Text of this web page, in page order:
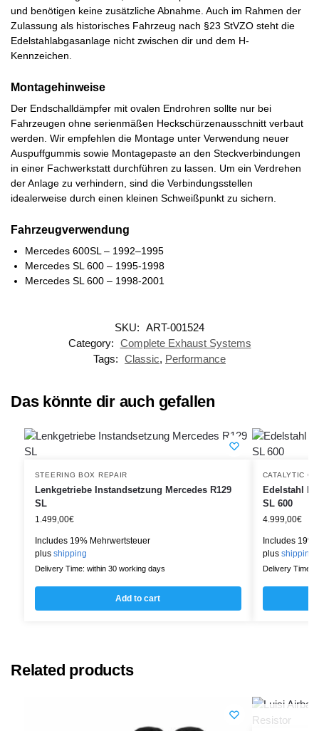
und benötigen keine zusätzliche Abnahme. Auch im Rahmen der
Zulassung als historisches Fahrzeug nach §23 StVZO steht die
Edelstahlabgasanlage nicht zwischen dir und dem H-
Kennzeichen.
Montagehinweise
Der Endschalldämpfer mit ovalen Endrohren sollte nur bei
Fahrzeugen ohne serienmäßen Heckschürzenausschnitt verbaut
werden. Wir empfehlen die Montage unter Verwendung neuer
Auspuffgummis sowie Montagepaste an den Steckverbindungen
in einer Fachwerkstatt durchführen zu lassen. Um ein Verdrehen
der Anlage zu verhindern, sind die Verbindungsstellen
idealerweise durch einen kleinen Schweißpunkt zu sichern.
Fahrzeugverwendung
Mercedes 600SL – 1992–1995
Mercedes SL 600 – 1995-1998
Mercedes SL 600 – 1998-2001
SKU: ART-001524
Category: Complete Exhaust Systems
Tags: Classic, Performance
Das könnte dir auch gefallen
STEERING BOX REPAIR
Lenkgetriebe Instandsetzung Mercedes R129
SL
1.499,00€
Includes 19% Mehrwertsteuer
plus shipping
Delivery Time: within 30 working days
Add to cart
CATALYTIC
Edelstahl
SL 600
4.999,00€
Includes 19%
plus shipping
Delivery Time:
Related products